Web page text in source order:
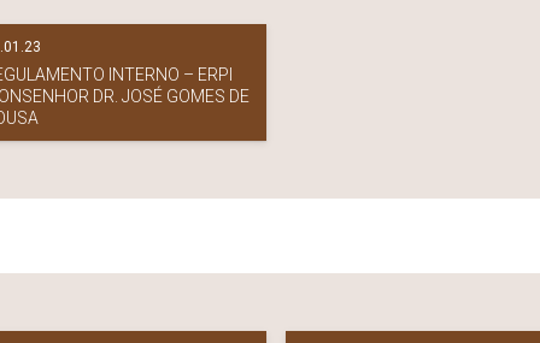
INTERNO – ERPI
DR. JOSÉ GOMES DE